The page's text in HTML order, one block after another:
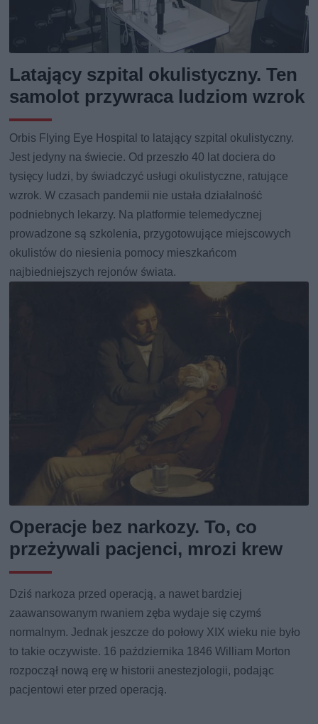
Latający szpital okulistyczny. Ten
samolot przywraca ludziom wzrok
Orbis Flying Eye Hospital to latający szpital okulistyczny.
Jest jedyny na świecie. Od przeszło 40 lat dociera do
tysięcy ludzi, by świadczyć usługi okulistyczne, ratujące
wzrok. W czasach pandemii nie ustała działalność
podniebnych lekarzy. Na platformie telemedycznej
prowadzone są szkolenia, przygotowujące miejscowych
okulistów do niesienia pomocy mieszkańcom
najbiedniejszych rejonów świata.
Operacje bez narkozy. To, co
przeżywali pacjenci, mrozi krew
Dziś narkoza przed operacją, a nawet bardziej
zaawansowanym rwaniem zęba wydaje się czymś
normalnym. Jednak jeszcze do połowy XIX wieku nie było
to takie oczywiste. 16 października 1846 William Morton
rozpoczął nową erę w historii anestezjologii, podając
pacjentowi eter przed operacją.